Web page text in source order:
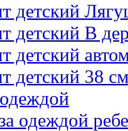
детский
детский В
детский
детский 38
одеждой